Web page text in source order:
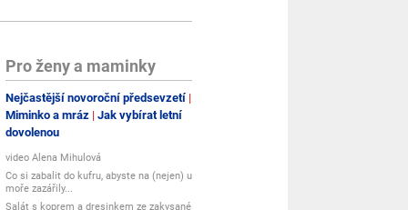
Pro ženy a maminky
Nejčastější novoroční předsevzetí
Miminko a mráz
Jak vybírat letní
dovolenou
video Alena Mihulová
Co si zabalit do kufru, abyste na (nejen) u
moře zazářily...
Salát s koprem a dresinkem ze zakysané